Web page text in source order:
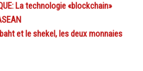
La technologie «blockchain»
et le shekel, les deux monnaies